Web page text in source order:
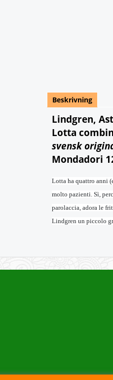
Beskrivning
Lindgren,
Lotta
svensk
Mondadori
Lotta ha quattro anni
molto pazienti. Sì,
parolaccia, adora le
Lindgren un piccolo